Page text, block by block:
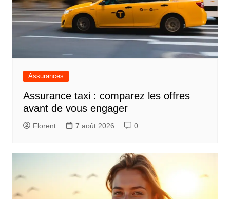
Assurances
Assurance taxi : comparez les offres
avant de vous engager
Florent 7 août 2026 0